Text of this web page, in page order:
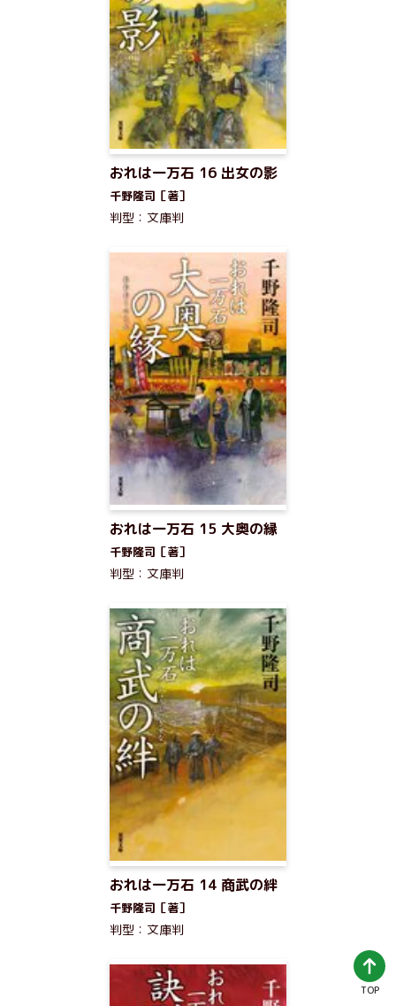
おれは一万石 16 出女の影
千野隆司［著］
判型：文庫判
おれは一万石 15 大奥の縁
千野隆司［著］
判型：文庫判
おれは一万石 14 商武の絆
千野隆司［著］
判型：文庫判
TOP